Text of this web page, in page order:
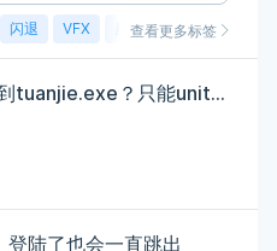
闪退 VFX 崩溃 账号 渲染
查看更多标签
vsstudio 调试 attach 不到tuanjie.exe？只能unity JetBrains Rider 2022.3.3 也无法断点到 团结1.6
陆了也会一直跳出